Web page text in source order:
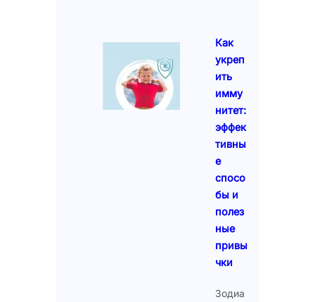
Как
укреп
ить
имму
нитет:
эффек
тивны
е
спосо
бы и
полез
ные
привы
чки
Зодиа